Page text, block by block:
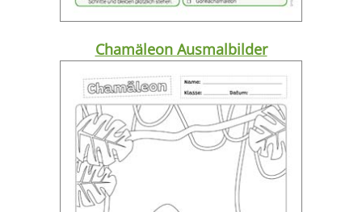
Chamäleon Ausmalbilder